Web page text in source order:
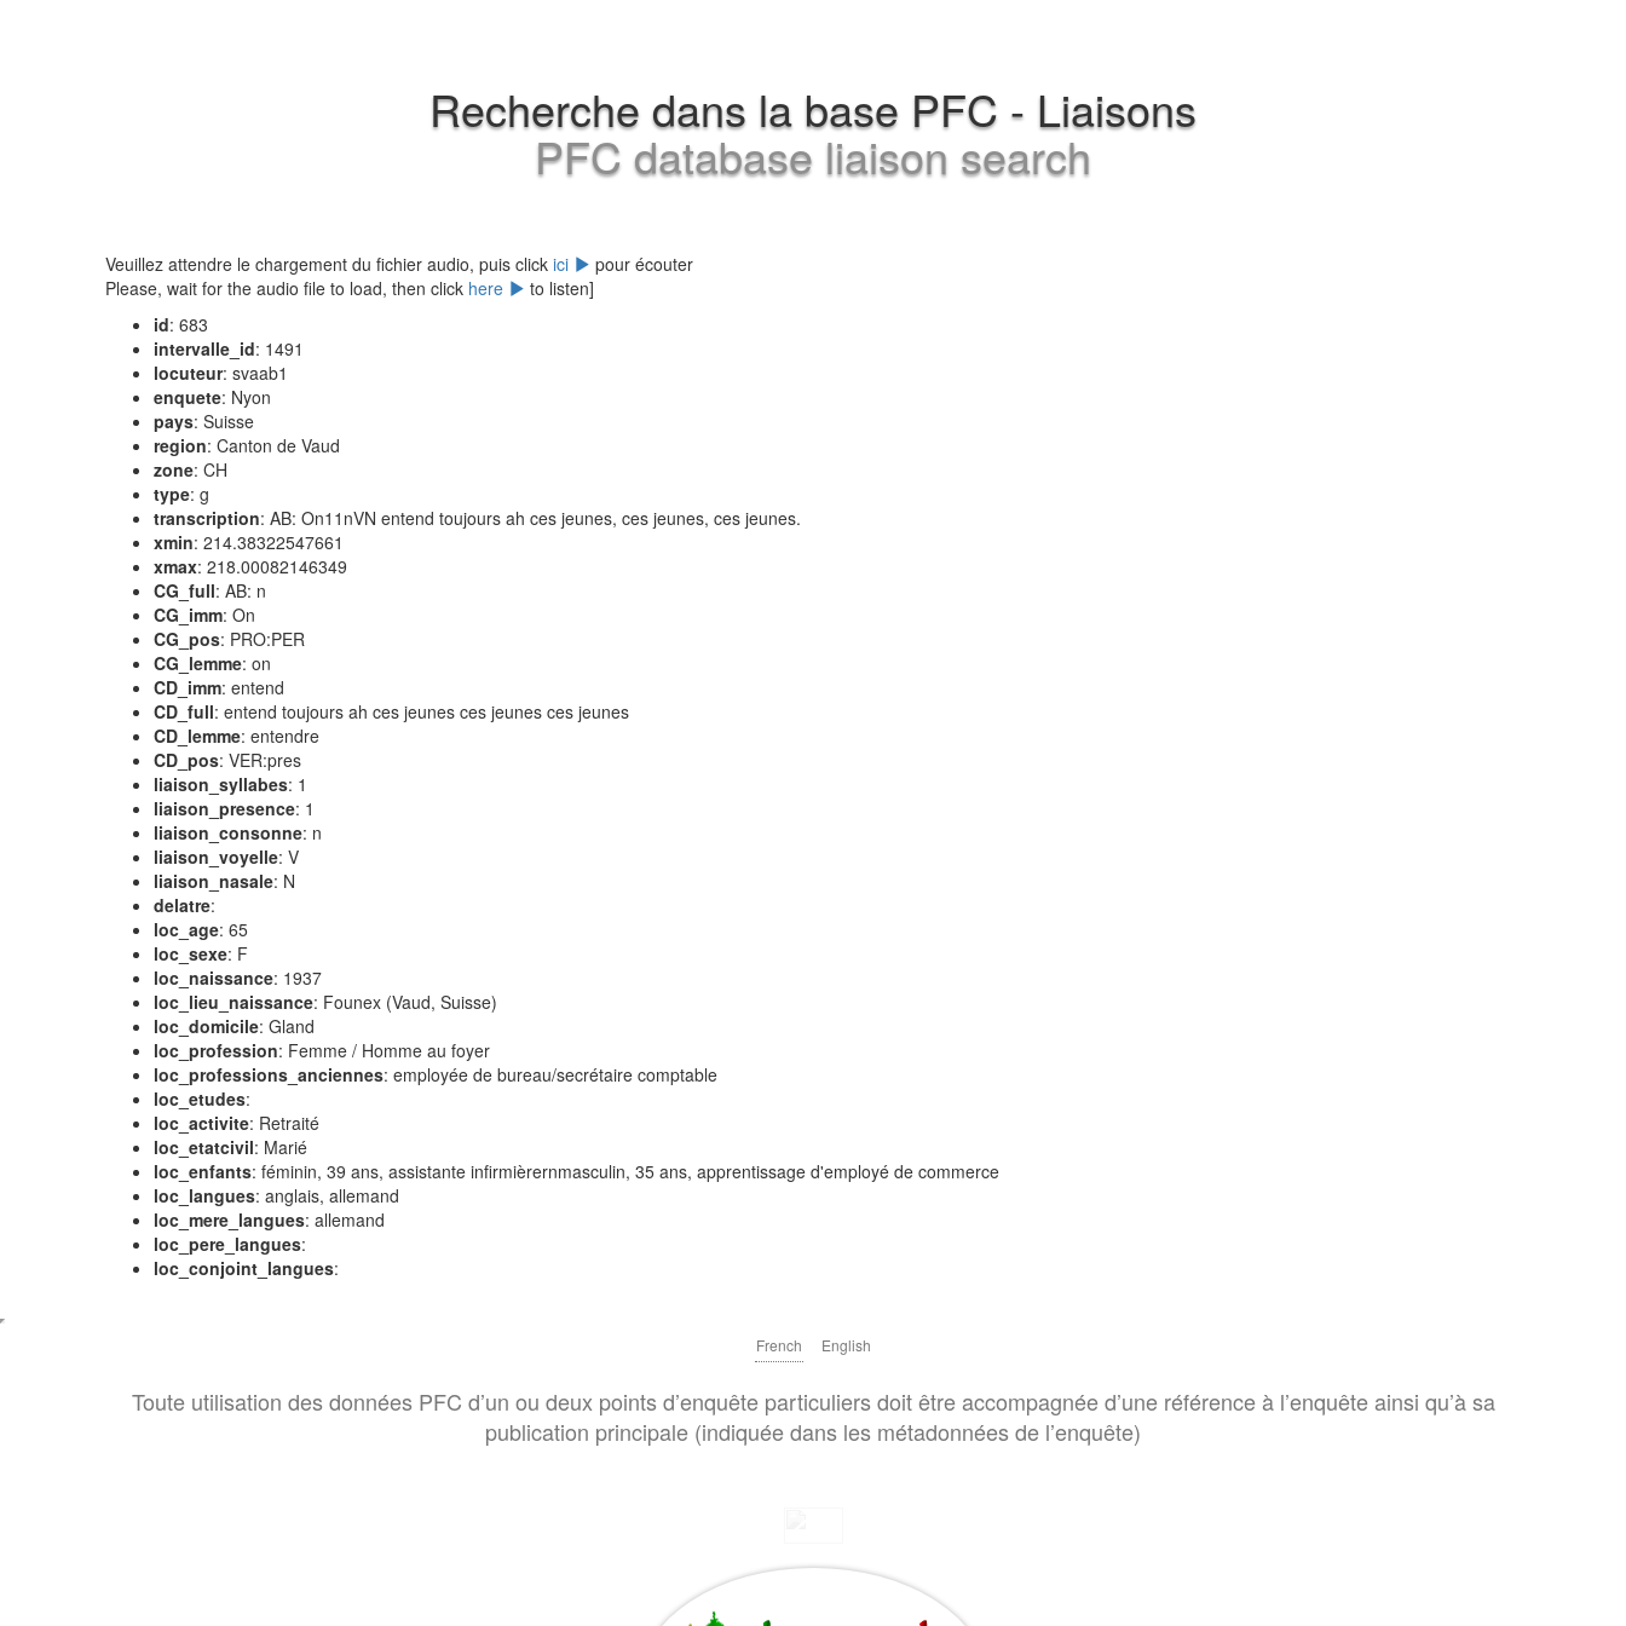
Recherche dans la base PFC - Liaisons
PFC database liaison search
Veuillez attendre le chargement du fichier audio, puis click ici
pour écouter
Please, wait for the audio file to load, then click here
to listen]
id: 683
intervalle_id: 1491
locuteur: svaab1
enquete: Nyon
pays: Suisse
region: Canton de Vaud
zone: CH
type: g
transcription: AB: On11nVN entend toujours ah ces jeunes, ces jeunes, ces jeunes.
xmin: 214.38322547661
xmax: 218.00082146349
CG_full: AB: n
CG_imm: On
CG_pos: PRO:PER
CG_lemme: on
CD_imm: entend
CD_full: entend toujours ah ces jeunes ces jeunes ces jeunes
CD_lemme: entendre
CD_pos: VER:pres
liaison_syllabes: 1
liaison_presence: 1
liaison_consonne: n
liaison_voyelle: V
liaison_nasale: N
delatre:
loc_age: 65
loc_sexe: F
loc_naissance: 1937
loc_lieu_naissance: Founex (Vaud, Suisse)
loc_domicile: Gland
loc_profession: Femme / Homme au foyer
loc_professions_anciennes: employée de bureau/secrétaire comptable
loc_etudes:
loc_activite: Retraité
loc_etatcivil: Marié
loc_enfants: féminin, 39 ans, assistante infirmièrernmasculin, 35 ans, apprentissage d'employé de commerce
loc_langues: anglais, allemand
loc_mere_langues: allemand
loc_pere_langues:
loc_conjoint_langues:
French English
Toute utilisation des données PFC d’un ou deux points d’enquête particuliers doit être accompagnée d’une référence à l’enquête ainsi qu’à sa
publication principale (indiquée dans les métadonnées de l’enquête)